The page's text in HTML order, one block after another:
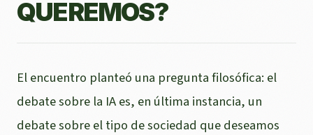
QUEREMOS?
El encuentro planteó una pregunta filosófica: el
debate sobre la IA es, en última instancia, un
debate sobre el tipo de sociedad que deseamos